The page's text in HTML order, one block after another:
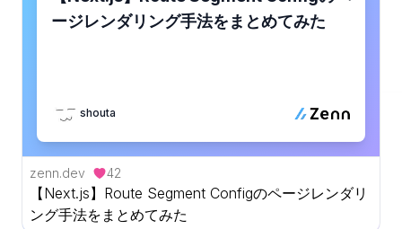
ージレンダリング手法をまとめてみた
shouta
zenn.dev 42
【Next.js】Route Segment Configのページレンダリ
ング手法をまとめてみた